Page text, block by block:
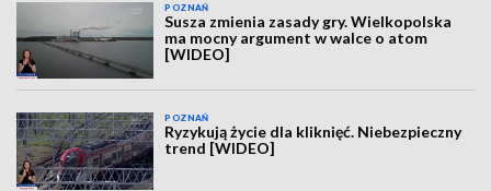
POZNAŃ
Susza zmienia zasady gry. Wielkopolska
ma mocny argument w walce o atom
[WIDEO]
POZNAŃ
Ryzykują życie dla kliknięć. Niebezpieczny
trend [WIDEO]